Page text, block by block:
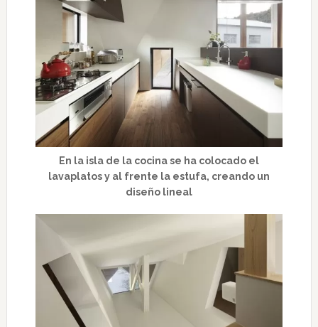
En la isla de la cocina se ha colocado el
lavaplatos y al frente la estufa, creando un
diseño lineal